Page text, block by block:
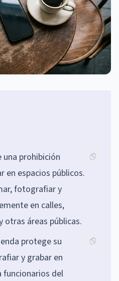
una prohibición
en espacios públicos.
fotografiar y
en calles,
otras áreas públicas.
protege su
y grabar en
funcionarios del